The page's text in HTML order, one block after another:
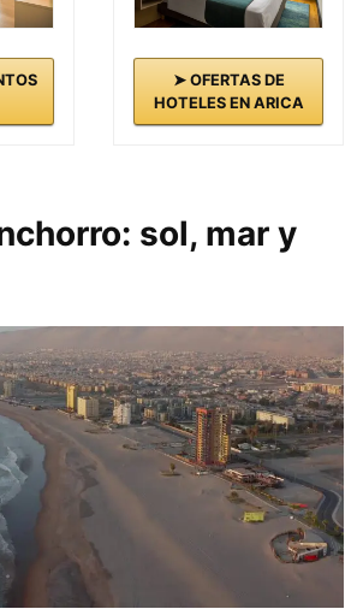
➤ OFERTAS DE
HOTELES EN ARICA
sol, mar y